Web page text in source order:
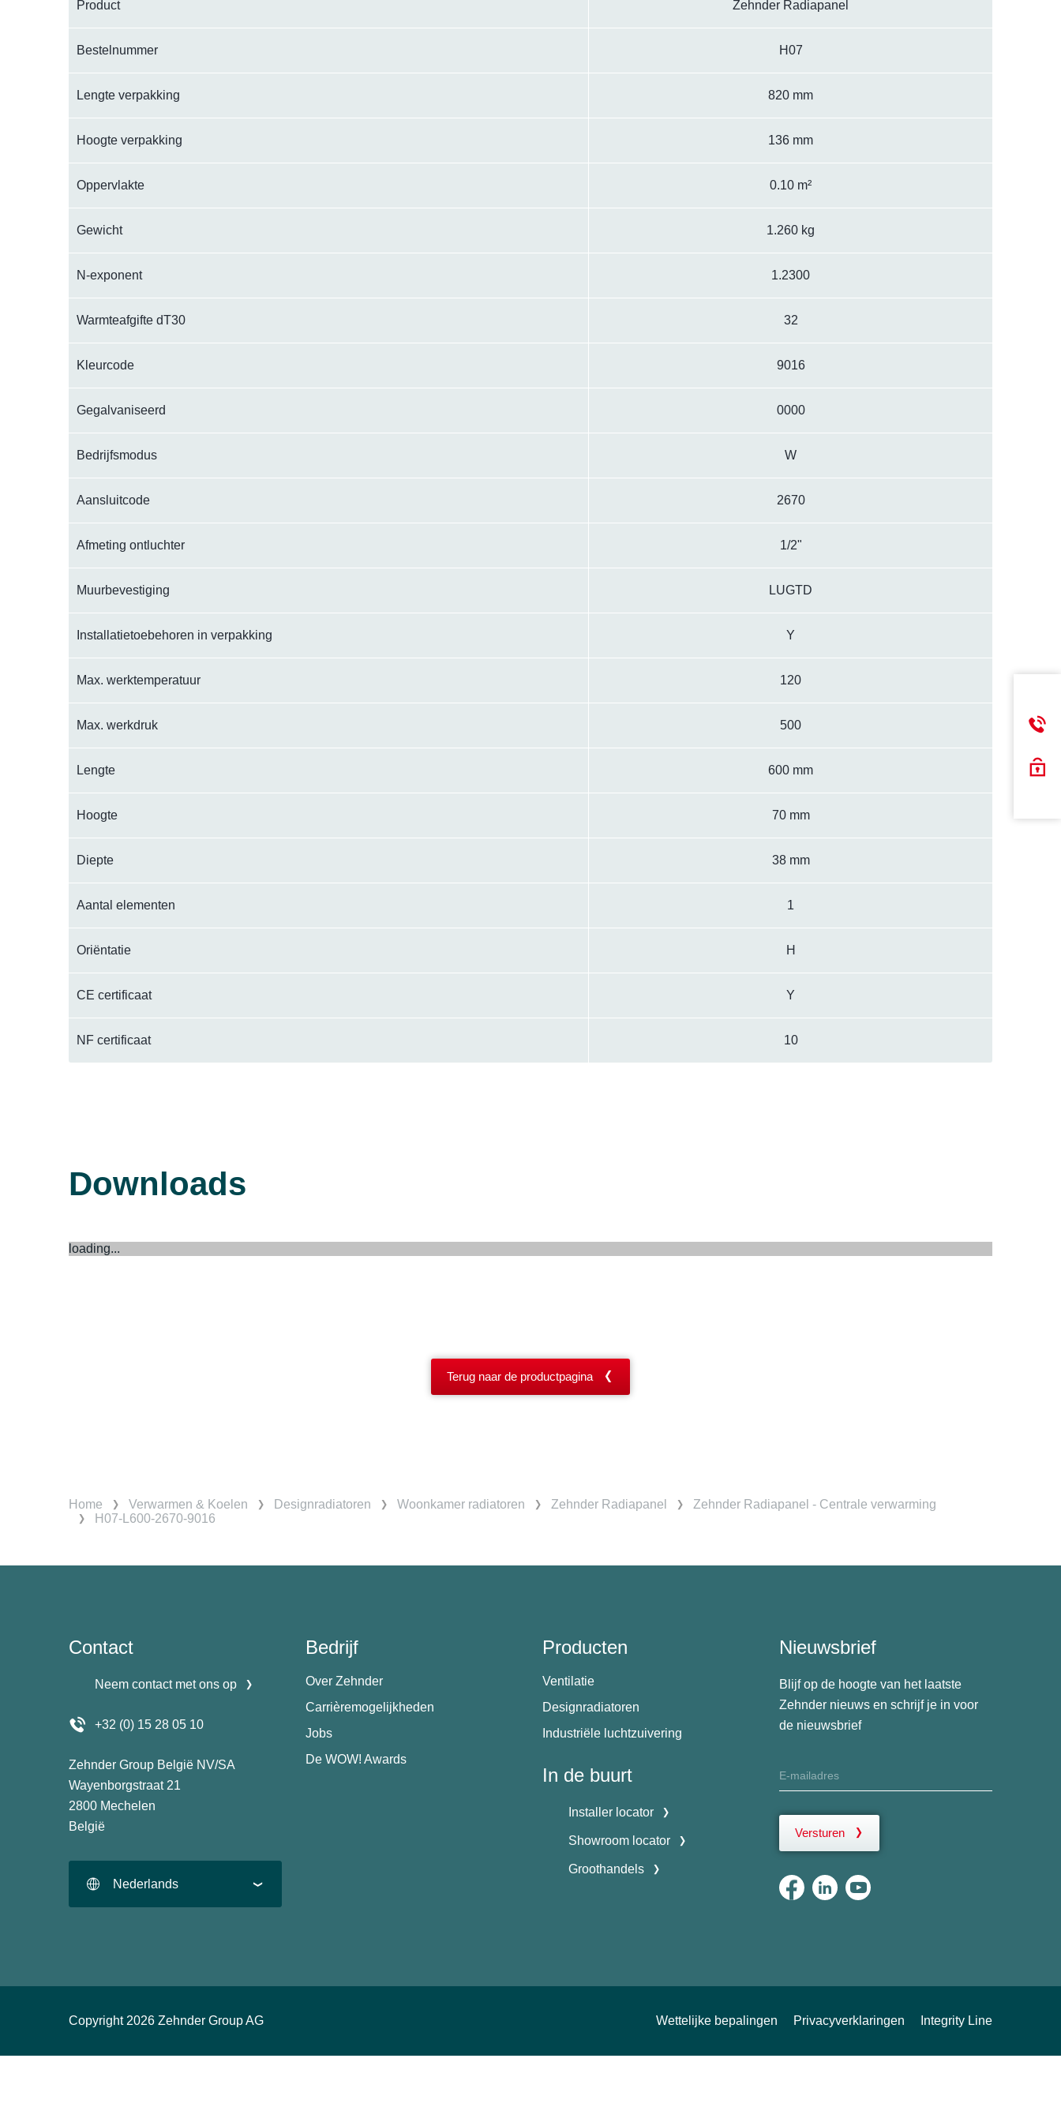
Product Zehnder Radiapanel
Bestelnummer H07
Lengte verpakking 820 mm
Hoogte verpakking 136 mm
Oppervlakte 0.10 m²
Gewicht 1.260 kg
N-exponent 1.2300
Warmteafgifte dT30 32
Kleurcode 9016
Gegalvaniseerd 0000
Bedrijfsmodus W
Aansluitcode 2670
Afmeting ontluchter 1/2"
Muurbevestiging LUGTD
Installatietoebehoren in verpakking Y
Max. werktemperatuur 120
Max. werkdruk 500
Lengte 600 mm
Hoogte 70 mm
Diepte 38 mm
Aantal elementen 1
Oriëntatie H
CE certificaat Y
NF certificaat 10
Downloads
loading...
Terug naar de productpagina
Home Verwarmen & Koelen Designradiatoren Woonkamer radiatoren Zehnder Radiapanel
Zehnder Radiapanel - Centrale verwarming
H07-L600-2670-9016
Contact
Neem contact met ons op
+32 (0) 15 28 05 10
Zehnder Group België NV/SA
Wayenborgstraat 21
2800 Mechelen
België
Nederlands
Bedrijf
Over Zehnder
Carrièremogelijkheden
Jobs
De WOW! Awards
Producten
Ventilatie
Designradiatoren
Industriële luchtzuivering
In de buurt
Installer locator
Showroom locator
Groothandels
Nieuwsbrief
Blijf op de hoogte van het laatste
Zehnder nieuws en schrijf je in voor
de nieuwsbrief
Versturen
Copyright 2026 Zehnder Group AG Wettelijke bepalingen Privacyverklaringen Integrity Line